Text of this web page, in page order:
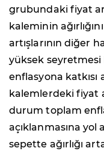
grubundaki fiyat
kaleminin
artışlarının diğer
yüksek
enflasyona katkısı
kalemlerdeki fiyat
durum toplam
açıklanmasına yol
sepette ağırlığı